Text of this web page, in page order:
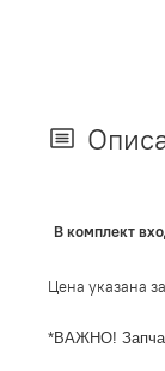
В комплект
Цена указана
*ВАЖНО!